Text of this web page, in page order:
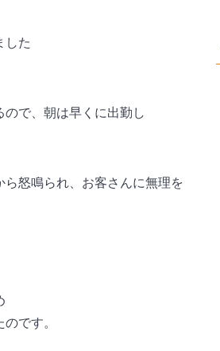
した
で、朝は早くに出勤し
怒鳴られ、お客さんに無理を
です。